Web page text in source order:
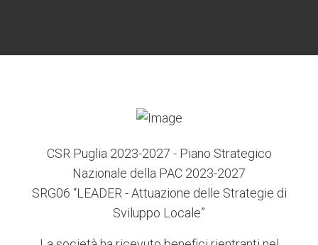
CSR Puglia 2023-2027 - Piano Strategico
Nazionale della PAC 2023-2027
SRG06 “LEADER - Attuazione delle Strategie di
Sviluppo Locale”